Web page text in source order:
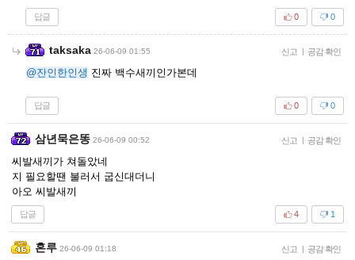
답글 0
0
taksaka 26-06-09 01:55 신고 | 공감 확인
@잔인한인생 진짜 백수새끼인가본데
답글 0
0
삼년묵은똥 26-06-09 00:52 신고 | 공감 확인
씨발새끼가 쳐돌았네
지 필요할땐 불러서 굽신대더니
아오 씨발새끼
답글 1
4
혼루 26-06-09 01:18 신고 | 공감 확인